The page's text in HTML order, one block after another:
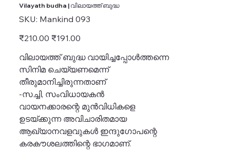
Vilayath budha | വിലായത്ത് ബുദ്ധ
SKU: SKU
Mankind
Mankind 093
Original
price
₹210.00 Sale
price
₹191.00
വിലായത്ത് ബുദ്ധ വായിച്ചപ്പോൾത്തന്നെ
സിനിമ ചെയ്യണമെന്ന്
തീരുമാനിച്ചിരുന്നതാണ്
-സച്ചി, സംവിധായകൻ
വായനക്കാരന്റെ മുൻവിധികളെ
ഉടയ്ക്കുന്ന അവിചാരിതമായ
ആഖ്യാനവളവുകൾ ഇന്ദുഗോപന്റെ
കരകൗശലത്തിന്റെ ഭാഗമാണ്.